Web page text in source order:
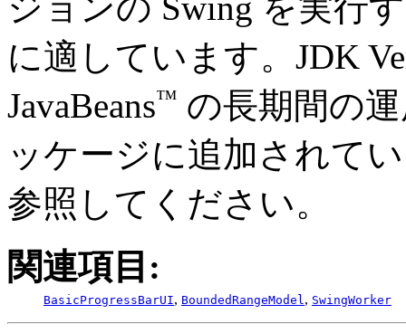
に適しています。JDK
JavaBeans™ の長期間の
ッケージに追加されて
参照してください。
関連項目:
BasicProgressBarUI, BoundedRangeModel , SwingWorker